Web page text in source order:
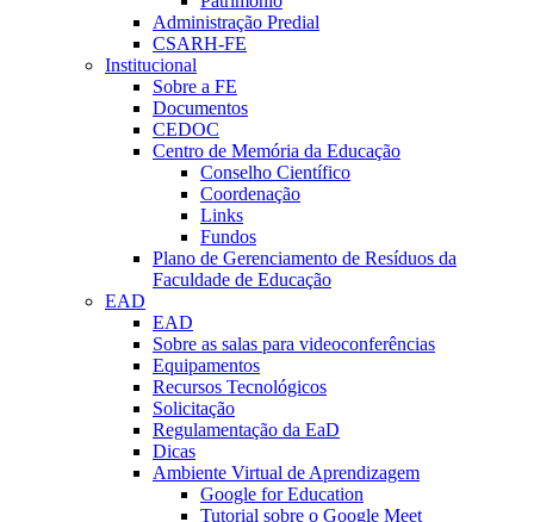
Administração Predial
CSARH-FE
Institucional
Sobre a FE
Documentos
CEDOC
Centro de Memória da Educação
Conselho Científico
Coordenação
Links
Fundos
Plano de Gerenciamento de Resíduos da
Faculdade de Educação
EAD
EAD
Sobre as salas para videoconferências
Equipamentos
Recursos Tecnológicos
Solicitação
Regulamentação da EaD
Dicas
Ambiente Virtual de Aprendizagem
Google for Education
Tutorial sobre o Google Meet